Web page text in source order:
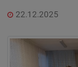
22.12.2025